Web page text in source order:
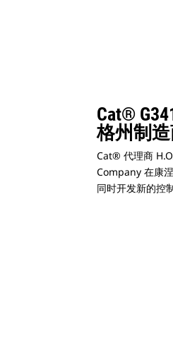
Cat®
格州制造
Cat® 代理商
Company 在康
同时开发新的控